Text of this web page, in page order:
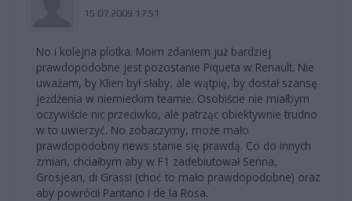
15.07.2009 17:51
No i kolejna plotka. Moim zdaniem już bardziej
prawdopodobne jest pozostanie Piqueta w Renault. Nie
uważam, by Klien był słaby, ale wątpię, by dostał szansę
jeżdżenia w niemieckim teamie. Osobiście nie miałbym
oczywiście nic przeciwko, ale patrząc obiektywnie trudno
w to uwierzyć. No zobaczymy, może mało
prawdopodobny news stanie się prawdą. Co do innych
zmian, chciałbym aby w F1 zadebiutował Senna,
Grosjean, di Grassi (choć to mało prawdopodobne) oraz
aby powrócił Pantano i de la Rosa.